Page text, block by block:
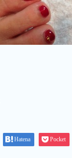
Hatena Pocket